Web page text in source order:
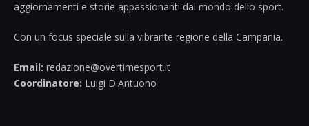
aggiornamenti e storie appassionanti dal mondo dello sport.
Con un focus speciale sulla vibrante regione della Campania.
Email: redazione@overtimesport.it
Coordinatore: Luigi D'Antuono